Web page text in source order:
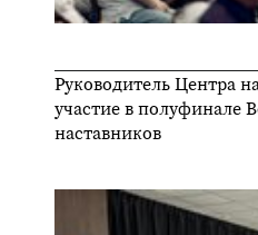
Руководитель Центра
участие в полуфинале
наставников